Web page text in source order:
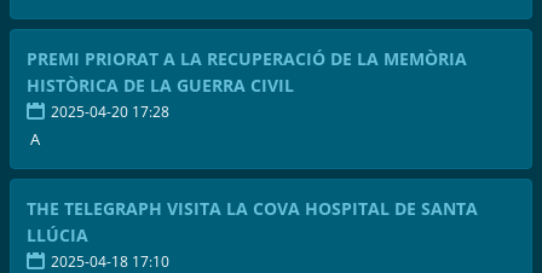
PREMI PRIORAT A LA RECUPERACIÓ DE LA MEMÒRIA
HISTÒRICA DE LA GUERRA CIVIL
2025-04-20 17:28
A
THE TELEGRAPH VISITA LA COVA HOSPITAL DE SANTA
LLÚCIA
2025-04-18 17:10